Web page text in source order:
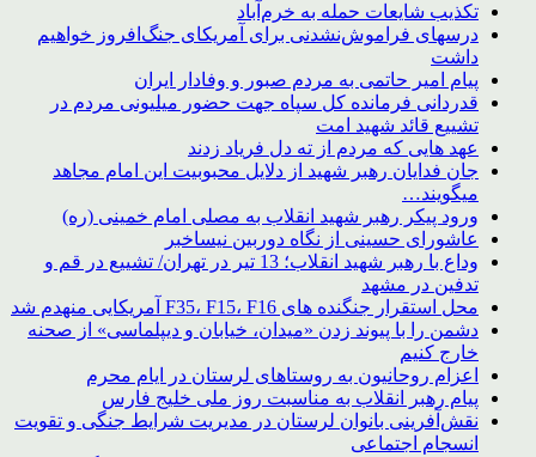
تکذیب شایعات حمله به خرم‌آباد
درسهای فراموش‌نشدنی برای آمریکای جنگ‌افروز خواهیم
داشت
پیام امیر حاتمی به مردم صبور و وفادار ایران
قدردانی فرمانده کل سپاه جهت حضور میلیونی مردم در
تشییع قائد شهید امت
عهد هایی که مردم از ته دل فریاد زدند
جان فدایان رهبر شهید از دلایل محبوبیت این امام مجاهد
میگویند…
ورود پیکر رهبر شهید انقلاب به مصلی امام خمینی (ره)
عاشورای حسینی از نگاه دوربین نیساخبر
وداع با رهبر شهید انقلاب؛ 13 تیر در تهران/ تشییع در قم و
تدفین در مشهد
محل استقرار جنگنده های F35، F15، F16 آمریکایی منهدم شد
دشمن را با پیوند زدن «میدان، خیابان و دیپلماسی» از صحنه
خارج کنیم
اعزام روحانیون به روستاهای لرستان در ایام محرم
پیام رهبر انقلاب به مناسبت روز ملی خلیج فارس
نقش‌آفرینی بانوان لرستان در مدیریت شرایط جنگی و تقویت
انسجام اجتماعی